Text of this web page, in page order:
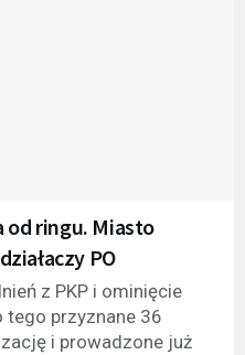
od ringu. Miasto
PO
z PKP i ominięcie
tego przyznane 36
i prowadzone już